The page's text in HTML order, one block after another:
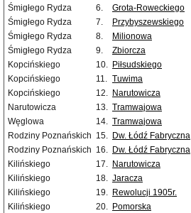
Śmigłego Rydza
6. Grota-Roweckiego
Śmigłego Rydza
7. Przybyszewskiego
Śmigłego Rydza
8. Milionowa
Śmigłego Rydza
9. Zbiorcza
Kopcińskiego
10. Piłsudskiego
Kopcińskiego
11. Tuwima
Kopcińskiego
12. Narutowicza
Narutowicza
13. Tramwajowa
Węglowa
14. Tramwajowa
Rodziny Poznańskich 15. Dw. Łódź Fabryczna
Rodziny Poznańskich 16. Dw. Łódź Fabryczna
Kilińskiego
17. Narutowicza
Kilińskiego
18. Jaracza
Kilińskiego
19. Rewolucji 1905r.
Kilińskiego
20. Pomorska